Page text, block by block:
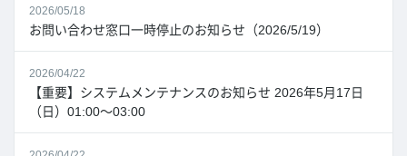
2026/05/18
お問い合わせ窓口一時停止のお知らせ（2026/5/19）
2026/04/22
【重要】システムメンテナンスのお知らせ 2026年5月17日
（日）01:00～03:00